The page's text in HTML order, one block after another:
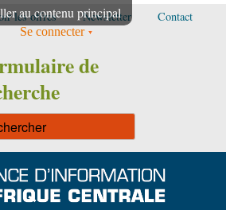
au contenu principal
les offres Newsletter Contact
Se connecter
de